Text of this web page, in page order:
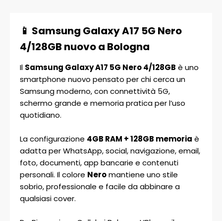
📱 Samsung Galaxy A17 5G Nero
4/128GB nuovo a Bologna
Il Samsung Galaxy A17 5G Nero 4/128GB è uno
smartphone nuovo pensato per chi cerca un
Samsung moderno, con connettività 5G,
schermo grande e memoria pratica per l’uso
quotidiano.
La configurazione 4GB RAM + 128GB memoria è
adatta per WhatsApp, social, navigazione, email,
foto, documenti, app bancarie e contenuti
personali. Il colore Neromantiene uno stile
sobrio, professionale e facile da abbinare a
qualsiasi cover.